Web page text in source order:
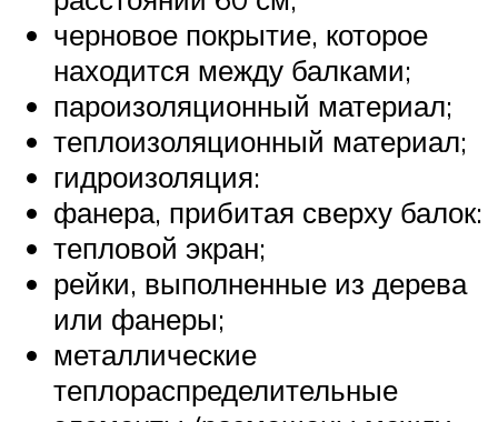
черновое покрытие, которое
находится между балками;
пароизоляционный материал;
теплоизоляционный материал;
гидроизоляция:
фанера, прибитая сверху балок:
тепловой экран;
рейки, выполненные из дерева
или фанеры;
металлические
теплораспределительные